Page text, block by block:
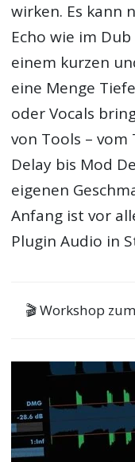
wirken. Es kann
Echo wie im
einem kurzen
eine Menge
oder Vocals
von Tools – vom
Delay bis Mod
eigenen
Anfang ist vor
Plugin Audio in
🎬 Workshop zum